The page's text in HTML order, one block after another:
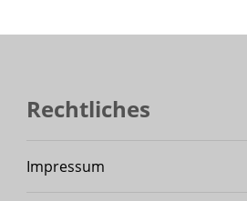
Rechtliches
Impressum